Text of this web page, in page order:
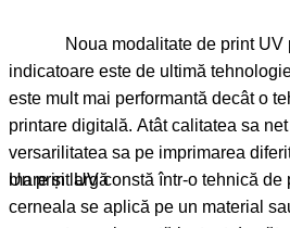
indicatoare este de ultimă tehnologie UV . Această tehnică
este mult mai performantă decât o tehnică obișnuită de
printare digitală. Atât calitatea sa net superioară, cât și
versarilitatea sa pe imprimarea diferitelor
mare și largă
Un print UV constă într-o tehnică de printare prin care
cerneala se aplică pe un material sau obiect de imprimat,